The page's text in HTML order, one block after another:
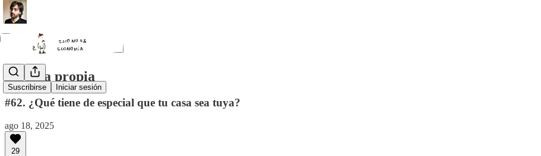
Suscribirse Iniciar sesión
La casa propia
#62. ¿Qué tiene de especial que tu casa sea tuya?
ago 18, 2025
29